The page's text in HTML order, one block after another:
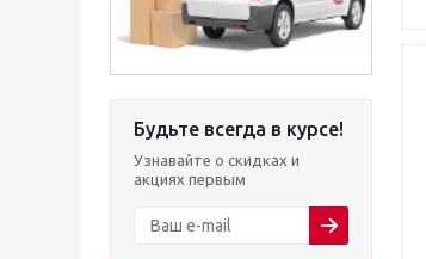
Будьте всегда в курсе!
Узнавайте о скидках и
акциях первым